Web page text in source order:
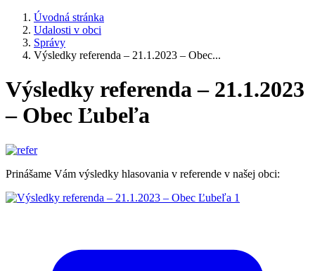
Úvodná stránka
Udalosti v obci
Správy
Výsledky referenda – 21.1.2023 – Obec...
Výsledky referenda – 21.1.2023
– Obec Ľubeľa
Prinášame Vám výsledky hlasovania v referende v našej obci: